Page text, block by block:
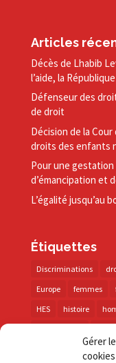
Gérer
cookies
Articles
Décès de Lhabib
l’aide, la
Défenseur des
de droit
Décision de la
droits des enfants
Pour une
d’émancipation et
L’égalité jusqu’au
Étiquettes
Discriminations
Europe
femmes
HES
histoire